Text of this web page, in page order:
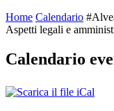
Home Calendario
Aspetti legali e
Calendario